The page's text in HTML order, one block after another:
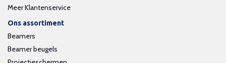
Meer Klantenservice
Ons assortiment
Beamers
Beamer beugels
Projectieschermen